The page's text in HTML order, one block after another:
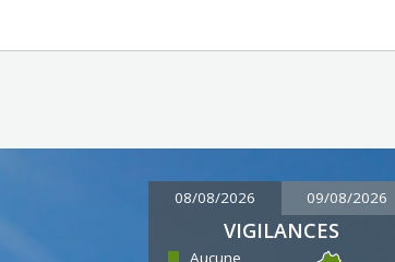
08/08/2026 09/08/2026
VIGILANCES
Aucune